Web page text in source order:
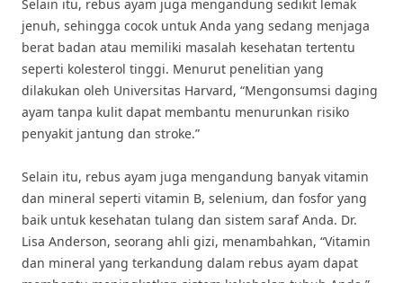
Selain itu, rebus ayam juga mengandung sedikit lemak
jenuh, sehingga cocok untuk Anda yang sedang menjaga
berat badan atau memiliki masalah kesehatan tertentu
seperti kolesterol tinggi. Menurut penelitian yang
dilakukan oleh Universitas Harvard, “Mengonsumsi daging
ayam tanpa kulit dapat membantu menurunkan risiko
penyakit jantung dan stroke.”
Selain itu, rebus ayam juga mengandung banyak vitamin
dan mineral seperti vitamin B, selenium, dan fosfor yang
baik untuk kesehatan tulang dan sistem saraf Anda. Dr.
Lisa Anderson, seorang ahli gizi, menambahkan, “Vitamin
dan mineral yang terkandung dalam rebus ayam dapat